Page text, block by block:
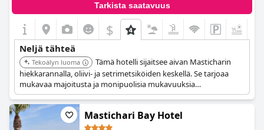
Tarkista saatavuus
$
Neljä tähteä
Tekoälyn luoma
Tämä hotelli sijaitsee aivan Masticharin
hiekkarannalla, oliivi- ja setrimetsiköiden keskellä. Se tarjoaa
mukavaa majoitusta ja monipuolisia mukavuuksia
rentouttavaan lomaan, mukaan lukien vesiurheilua,
rantalentopalloa ja tennis-/lentopallokentän. Animaatiotiimi
tarjoaa monipuolisen ohjelman aktiviteetteja, pelejä ja esityksiä.
Mastichari Bay Hotel